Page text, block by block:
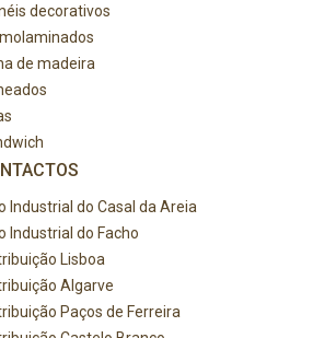
decorativos
de madeira
Industrial do Casal da Areia
Industrial do Facho
Lisboa
Algarve
Paços de Ferreira